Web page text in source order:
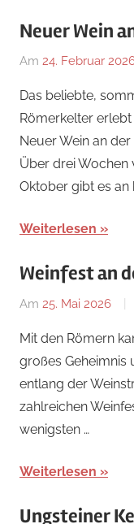
Neuer Wein
Am 24. Februar
Das beliebte,
Römerkelter
Neuer Wein an
Über drei Wochen
Oktober gibt es an
Weiterlesen
Weinfest an
Am 25. Mai 2026
Mit den Römern
großes Geheimnis
entlang der
zahlreichen
wenigsten …
Weiterlesen
Ungsteiner